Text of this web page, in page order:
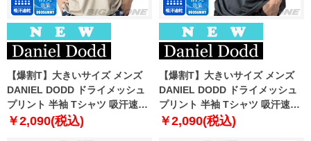
【爆割T】大きいサイズ メンズ
DANIEL DODD ドライメッシュ
プリント 半袖 Tシャツ 吸汗速乾
春夏新作 tjt-2602dry3 【fre】
￥2,090(税込)
【爆割T】大きいサイズ メンズ
DANIEL DODD ドライメッシュ
プリント 半袖 Tシャツ 吸汗速乾
春夏新作 tjt-2602dry4 【fre】
￥2,090(税込)